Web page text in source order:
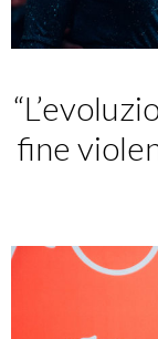
fine